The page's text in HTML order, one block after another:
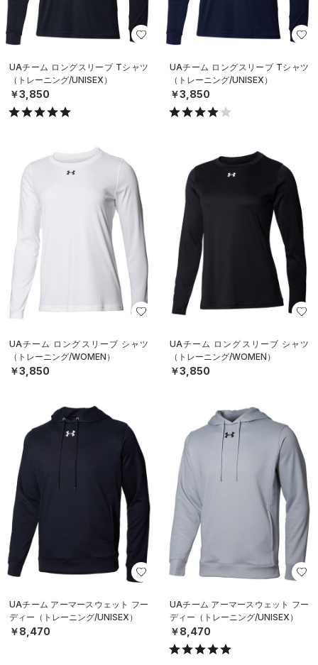
UAチーム ロングスリーブ Tシャツ
（トレーニング/UNISEX）
￥3,850
UAチーム ロングスリーブ Tシャツ
（トレーニング/UNISEX）
￥3,850
UAチーム ロングスリーブ シャツ
（トレーニング/WOMEN）
￥3,850
UAチーム ロングスリーブ シャツ
（トレーニング/WOMEN）
￥3,850
UAチーム アーマースウェット フー
ディー（トレーニング/UNISEX）
￥8,470
UAチーム アーマースウェット フー
ディー（トレーニング/UNISEX）
￥8,470